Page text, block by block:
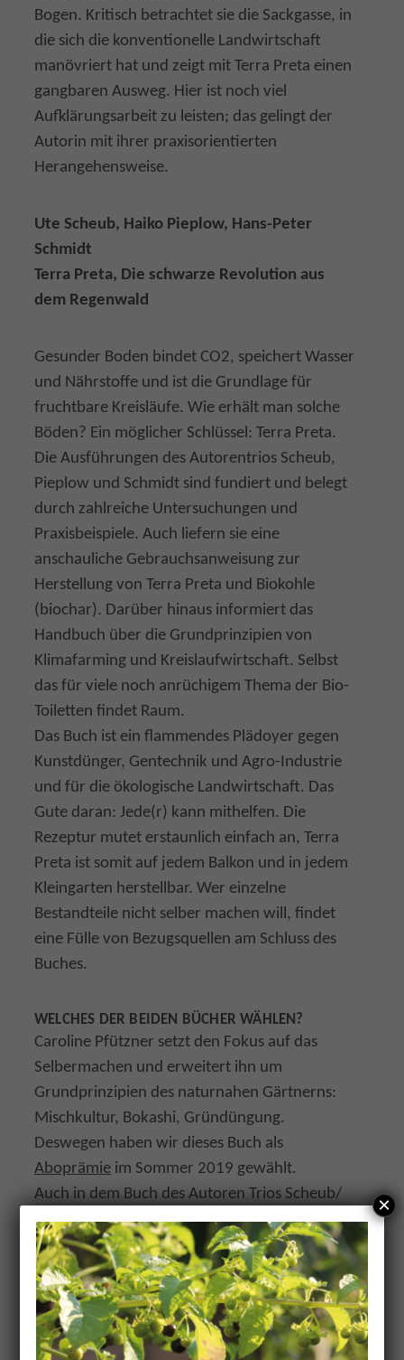
Bogen. Kritisch betrachtet sie die Sackgasse, in
die sich die konventionelle Landwirtschaft
manövriert hat und zeigt mit Terra Preta einen
gangbaren Ausweg. Hier ist noch viel
Aufklärungsarbeit zu leisten; das gelingt der
Autorin mit ihrer praxisorientierten
Herangehensweise.
Ute Scheub, Haiko Pieplow, Hans-Peter
Schmidt
Terra Preta, Die schwarze Revolution aus
dem Regenwald
Gesunder Boden bindet CO2, speichert Wasser
und Nährstoffe und ist die Grundlage für
fruchtbare Kreisläufe. Wie erhält man solche
Böden? Ein möglicher Schlüssel: Terra Preta.
Die Ausführungen des Autorentrios Scheub,
Pieplow und Schmidt sind fundiert und belegt
durch zahlreiche Untersuchungen und
Praxisbeispiele. Auch liefern sie eine
anschauliche Gebrauchsanweisung zur
Herstellung von Terra Preta und Biokohle
(biochar). Darüber hinaus informiert das
Handbuch über die Grundprinzipien von
Klimafarming und Kreislaufwirtschaft. Selbst
das für viele noch anrüchigem Thema der Bio-
Toiletten findet Raum.
Das Buch ist ein flammendes Plädoyer gegen
Kunstdünger, Gentechnik und Agro-Industrie
und für die ökologische Landwirtschaft. Das
Gute daran: Jede(r) kann mithelfen. Die
Rezeptur mutet erstaunlich einfach an, Terra
Preta ist somit auf jedem Balkon und in jedem
Kleingarten herstellbar. Wer einzelne
Bestandteile nicht selber machen will, findet
eine Fülle von Bezugsquellen am Schluss des
Buches.
WELCHES DER BEIDEN BÜCHER WÄHLEN?
Caroline Pfützner setzt den Fokus auf das
Selbermachen und erweitert ihn um
Grundprinzipien des naturnahen Gärtnerns:
Mischkultur, Bokashi, Gründüngung.
Deswegen haben wir dieses Buch als
Aboprämie im Sommer 2019 gewählt.
Auch in dem Buch des Autoren Trios Scheub/
Pieplow/ Schmidt erfährst du alles, was du
brauchst, um mit Terra Preta loszulegen.
Darüberhinaus inspirieren die Beiträge zum
Klimafarming und die Darstellung der Projekte
mit Terra Preta aus der ganzen Welt.
×